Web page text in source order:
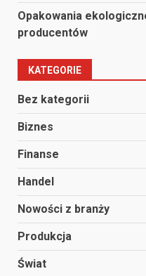
Opakowania
producentów
KATEGORIE
Bez kategorii
Biznes
Finanse
Handel
Nowości z branży
Produkcja
Świat